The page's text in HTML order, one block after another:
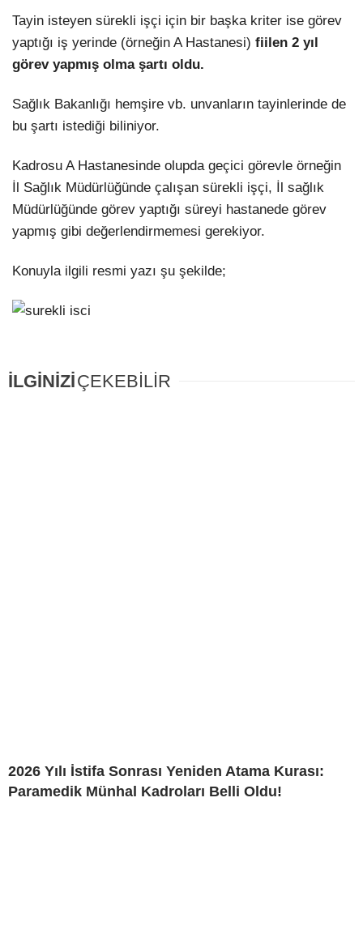
Tayin isteyen sürekli işçi için bir başka kriter ise görev
yaptığı iş yerinde (örneğin A Hastanesi) fiilen 2 yıl
görev yapmış olma şartı oldu.
Sağlık Bakanlığı hemşire vb. unvanların tayinlerinde de
bu şartı istediği biliniyor.
Kadrosu A Hastanesinde olupda geçici görevle örneğin
İl Sağlık Müdürlüğünde çalışan sürekli işçi, İl sağlık
Müdürlüğünde görev yaptığı süreyi hastanede görev
yapmış gibi değerlendirmemesi gerekiyor.
Konuyla ilgili resmi yazı şu şekilde;
İLGİNİZİÇEKEBİLİR
2026 Yılı İstifa Sonrası Yeniden Atama Kurası:
Paramedik Münhal Kadroları Belli Oldu!